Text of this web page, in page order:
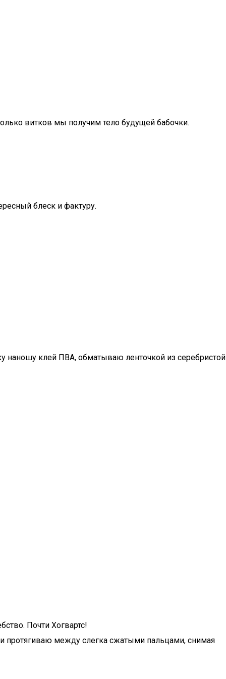
витков мы получим тело будущей бабочки.
блеск и фактуру.
наношу клей ПВА, обматываю ленточкой из серебристой
Почти Хогвартс!
протягиваю между слегка сжатыми пальцами, снимая